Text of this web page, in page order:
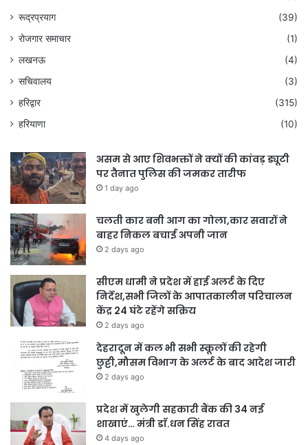
रूद्रप्रयाग
(39)
रोजगार समाचार
(1)
लखनऊ
(4)
सचिवालय
(3)
हरिद्वार
(315)
हरियाणा
(10)
असम से आए शिवभक्तों ने क्यों की कांवड़ ड्यूटी
पर तैनात पुलिस की जमकर तारीफ
1 day ago
चलती कार बनी आग का गोला,कार सवारों ने
बाहर निकल बचाई अपनी जान
2 days ago
सीएम धामी ने प्रदेश में हाई अलर्ट के दिए
निर्देश,सभी जिलों के आपातकालीन परिचालन
केंद्र 24 घंटे रहेंगे सक्रिय
2 days ago
देहरादून में कल भी सभी स्कूलों की रहेगी
छुट्टी,मौसम विभाग के अलर्ट के बाद आदेश जारी
2 days ago
प्रदेश में खुलेगी सहकारी बैंक की 34 नई
शाखाएं… मंत्री डाॅ.धन सिंह रावत
4 days ago